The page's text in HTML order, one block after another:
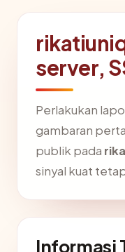
server,
Perlakukan
gambaran
publik pada
sinyal kuat
Informasi